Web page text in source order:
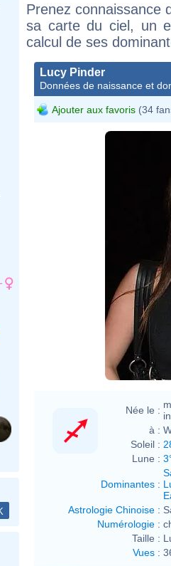
Prenez connaissance
sa carte du ciel, un
calcul de ses
Lucy Pinder
Données de naissance et
Ajouter aux favoris (34
Née le :
à :
Soleil :
Lune :
Dominantes :
Astrologie Chinoise :
Numérologie :
Taille :
Vues :